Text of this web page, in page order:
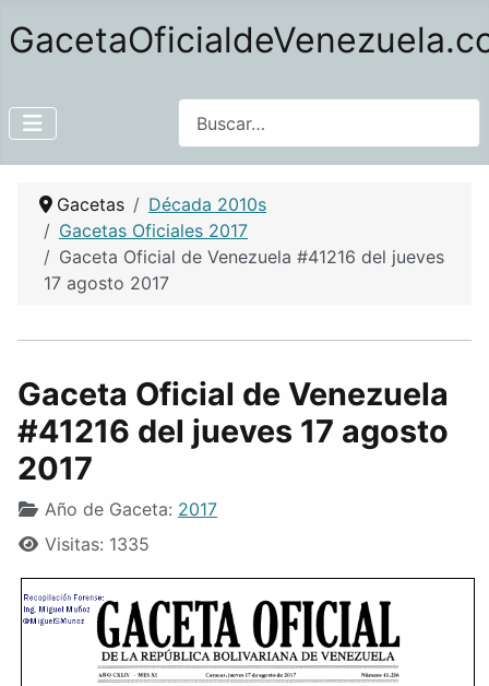
Gacetas
Década 2010s
Gacetas Oficiales 2017
Gaceta Oficial de Venezuela #41216 del jueves
17 agosto 2017
Gaceta Oficial de Venezuela
#41216 del jueves 17 agosto
2017
Año de Gaceta: 2017
Visitas: 1335